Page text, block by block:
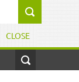
CLOSE